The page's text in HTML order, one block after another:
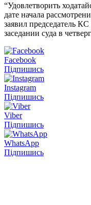
“Удовлетворить
дате начала
заявил председатель
заседании суда в
Facebook
Підпишись
Instagram
Підпишись
Viber
Підпишись
WhatsApp
Підпишись